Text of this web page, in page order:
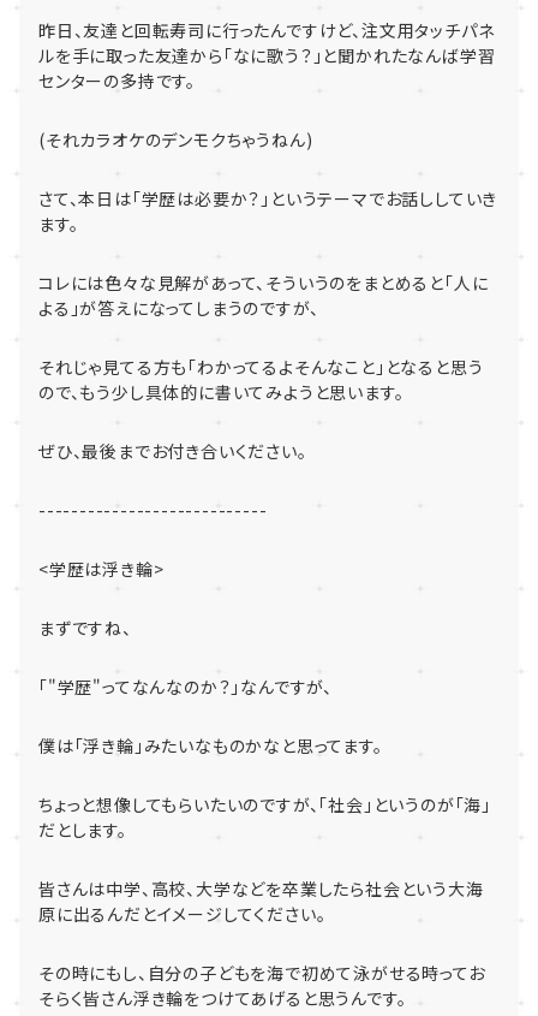
昨日、友達と回転寿司に行ったんですけど、注文用タッチパネ
ルを手に取った友達から「なに歌う？」 と聞かれたなんば学習
センターの多持です。
(それカラオケのデンモクちゃうねん)
さて、本日は「学歴は必要か？」 というテーマでお話ししていき
ます。
コレには色々な見解があって、そういうのをまとめると「人に
よる」が答えになってしまうのですが、
それじゃ見てる方も「わかってるよそんなこと」 となると思う
ので、もう少し具体的に書いてみようと思います。
ぜひ、最後までお付き合いください。
----------------------------
<学歴は浮き輪>
まずですね、
「"学歴"ってなんなのか？」なんですが、
僕は「浮き輪」みたいなものかなと思ってます。
ちょっと想像してもらいたいのですが、 「社会」というのが「海」
だとします。
皆さんは中学、高校、大学などを卒業したら社会という大海
原に出るんだとイメージしてください。
その時にもし、 自分の子どもを海で初めて泳がせる時ってお
そらく皆さん浮き輪をつけてあげると思うんです。